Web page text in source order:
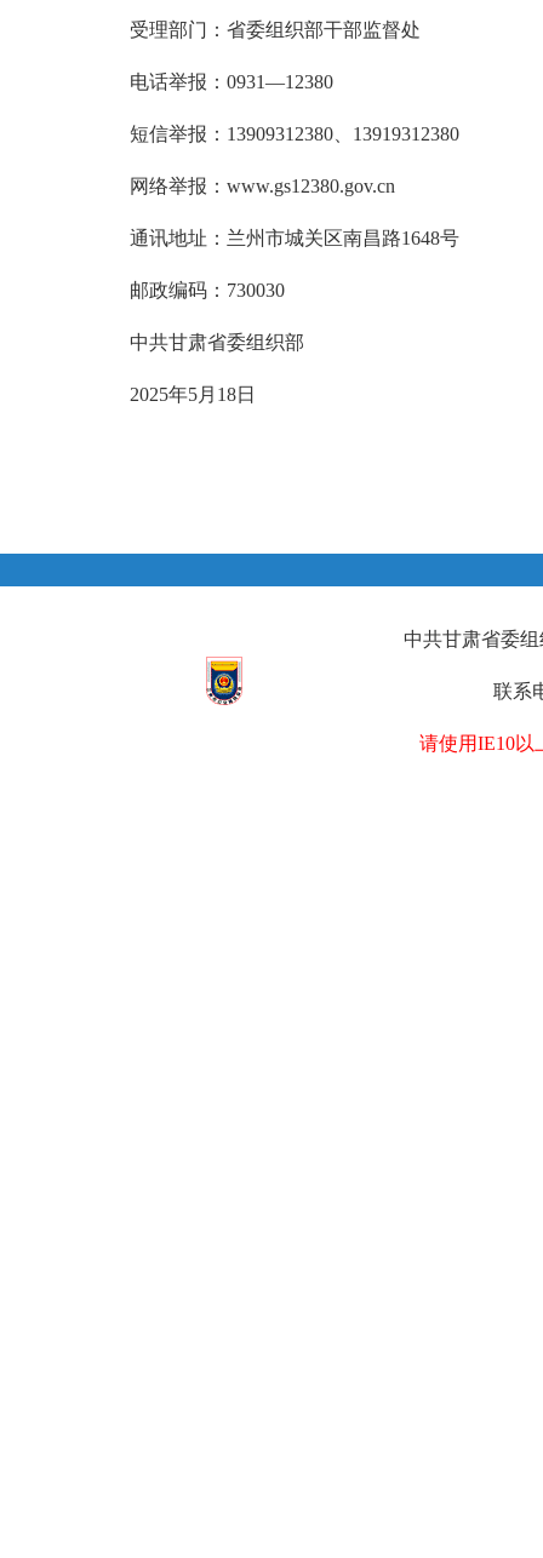
受理部门：省委组织部干部监督处
电话举报：0931—12380
短信举报：13909312380、13919312380
网络举报：www.gs12380.gov.cn
通讯地址：兰州市城关区南昌路1648号
邮政编码：730030
中共甘肃省委组织部
2025年5月18日
中共甘肃省委
联系
请使用IE10以